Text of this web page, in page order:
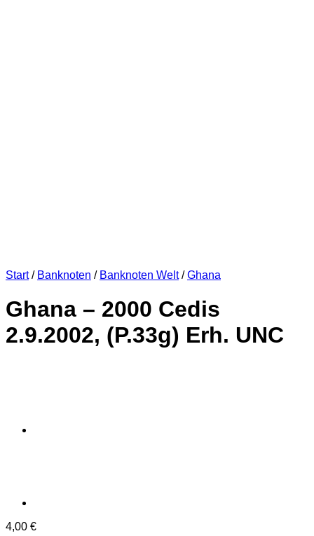
Start / Banknoten / Banknoten Welt / Ghana
Ghana – 2000 Cedis
2.9.2002, (P.33g) Erh. UNC
4,00 €